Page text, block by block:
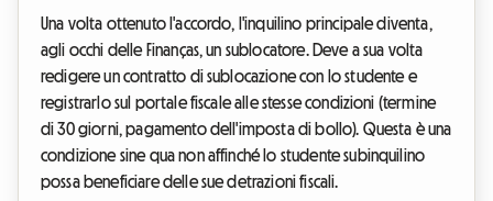
Una volta ottenuto l'accordo, l'inquilino principale diventa,
agli occhi delle Finanças, un sublocatore. Deve a sua volta
redigere un contratto di sublocazione con lo studente e
registrarlo sul portale fiscale alle stesse condizioni (termine
di 30 giorni, pagamento dell'imposta di bollo). Questa è una
condizione sine qua non affinché lo studente subinquilino
possa beneficiare delle sue detrazioni fiscali.